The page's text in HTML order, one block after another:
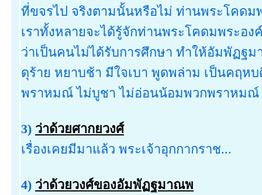
ที่ขจรไป จริงตามนั้นหรือไม่ ท่านพระโคด
เราทั้งหลายจะได้รู้จักท่านพระโคดมพระอง
ว่าเป็นคนไม่ได้รับการศึกษา ทำให้อัมพัฏฐ
ดุร้าย หยาบช้า มีใจเบา พูดพล่าม เป็นคฤ
พราหมณ์ ไม่บูชา ไม่อ่อนน้อมพวกพราหมณ์
3) ว่าด้วยศากยวงศ์
เรื่องเคยมีมาแล้ว พระเจ้าอุกกากราช...
4) ว่าด้วยวงศ์ของอัมพัฏฐมาณพ